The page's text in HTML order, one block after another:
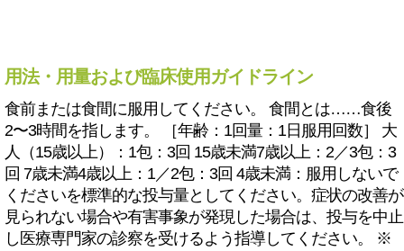
用法・用量および臨床使用ガイドライン
食前または食間に服用してください。 食間とは……食後
2〜3時間を指します。 ［年齢：1回量：1日服用回数］ 大
人（15歳以上）：1包：3回 15歳未満7歳以上：2／3包：3
回 7歳未満4歳以上：1／2包：3回 4歳未満：服用しないで
くださいを標準的な投与量としてください。症状の改善が
見られない場合や有害事象が発現した場合は、投与を中止
し医療専門家の診察を受けるよう指導してください。 ※